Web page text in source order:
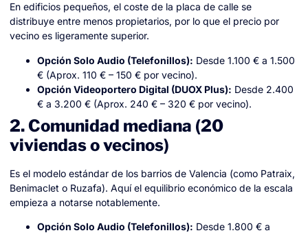
En edificios pequeños, el coste de la placa de calle se
distribuye entre menos propietarios, por lo que el precio por
vecino es ligeramente superior.
Opción Solo Audio (Telefonillos): Desde 1.100 € a 1.500
€ (Aprox. 110 € – 150 € por vecino).
Opción Videoportero Digital (DUOX Plus): Desde 2.400
€ a 3.200 € (Aprox. 240 € – 320 € por vecino).
2. Comunidad mediana (20
viviendas o vecinos)
Es el modelo estándar de los barrios de Valencia (como Patraix,
Benimaclet o Ruzafa). Aquí el equilibrio económico de la escala
empieza a notarse notablemente.
Opción Solo Audio (Telefonillos): Desde 1.800 € a